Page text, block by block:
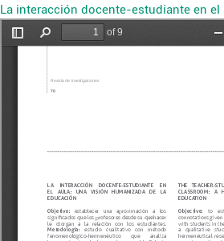
La interacción docente-estudiante en el